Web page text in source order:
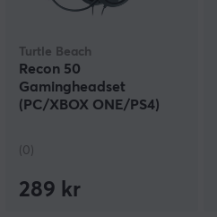
Turtle Beach
Recon 50
Gamingheadset
(PC/XBOX ONE/PS4)
(0)
289 kr